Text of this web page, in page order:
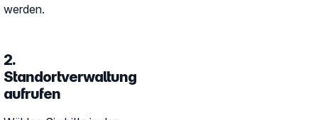
werden.
2.
Standortverwaltung
aufrufen